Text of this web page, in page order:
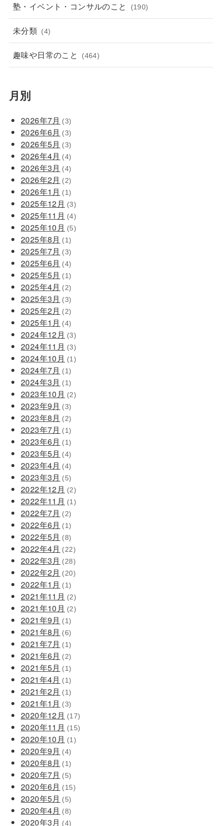
塾・イベント・コンサルのこと (190)
未分類 (4)
趣味や日常のこと (464)
月別
2026年7月 (3)
2026年6月 (3)
2026年5月 (3)
2026年4月 (4)
2026年3月 (4)
2026年2月 (2)
2026年1月 (1)
2025年12月 (3)
2025年11月 (4)
2025年10月 (5)
2025年8月 (1)
2025年7月 (3)
2025年6月 (4)
2025年5月 (1)
2025年4月 (2)
2025年3月 (3)
2025年2月 (2)
2025年1月 (4)
2024年12月 (3)
2024年11月 (3)
2024年10月 (1)
2024年7月 (1)
2024年3月 (1)
2023年10月 (2)
2023年9月 (3)
2023年8月 (2)
2023年7月 (1)
2023年6月 (1)
2023年5月 (4)
2023年4月 (4)
2023年3月 (5)
2022年12月 (2)
2022年11月 (1)
2022年7月 (2)
2022年6月 (1)
2022年5月 (8)
2022年4月 (22)
2022年3月 (28)
2022年2月 (20)
2022年1月 (1)
2021年11月 (2)
2021年10月 (2)
2021年9月 (1)
2021年8月 (6)
2021年7月 (1)
2021年6月 (2)
2021年5月 (1)
2021年4月 (1)
2021年2月 (1)
2021年1月 (3)
2020年12月 (17)
2020年11月 (15)
2020年10月 (1)
2020年9月 (4)
2020年8月 (1)
2020年7月 (5)
2020年6月 (15)
2020年5月 (5)
2020年4月 (8)
2020年3月 (4)